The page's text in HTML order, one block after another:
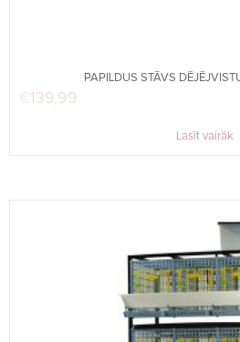
PAPILDUS STĀVS
€139,99
Lasīt vairāk